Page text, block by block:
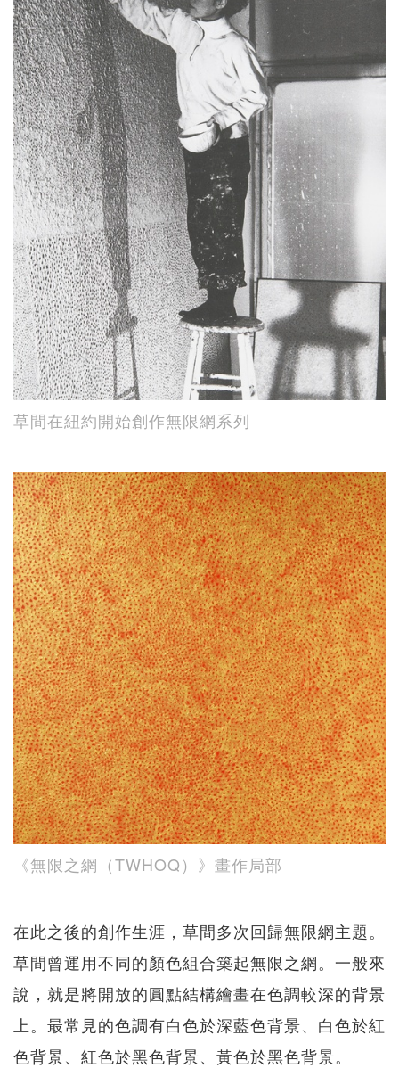
草間在紐約開始創作無限網系列
《無限之網（TWHOQ）》畫作局部
在此之後的創作生涯，草間多次回歸無限網主題。
草間曾運用不同的顏色組合築起無限之網。一般來
說，就是將開放的圓點結構繪畫在色調較深的背景
上。最常見的色調有白色於深藍色背景、白色於紅
色背景、紅色於黑色背景、黃色於黑色背景。